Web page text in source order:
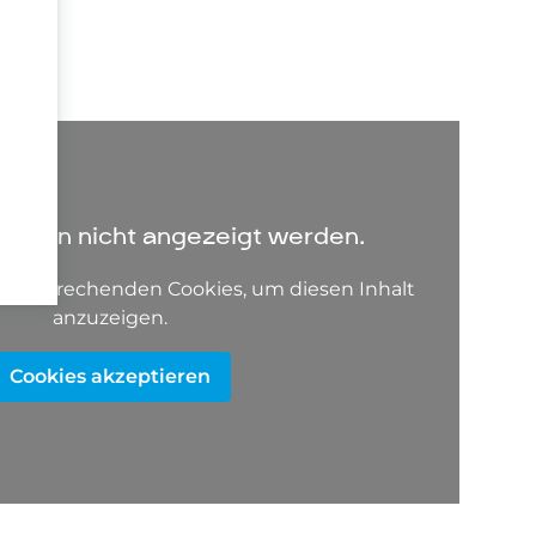
kann nicht angezeigt werden.
Cookies, um diesen Inhalt
anzuzeigen.
Cookies akzeptieren